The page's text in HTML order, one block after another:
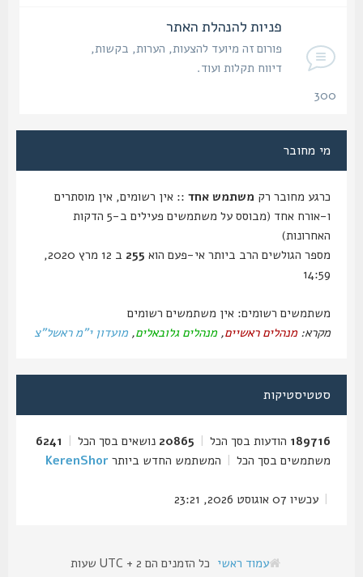
פניות להנהלת האתר
פורום זה מיועד להצעות, הערות, בקשות,
דיווח תקלות ועוד.
מי מחובר
כרגע מחובר רקמשתמש אחד :: אין רשומים, אין מוסתרים
ו-אורח אחד (מבוסס על משתמשים פעילים ב-5 הדקות
האחרונות)
מספר הגולשים הרב ביותר אי-פעם הוא255
ב 12 מרץ 2020,
14:59
משתמשים רשומים: אין משתמשים רשומים
מקרא:מנהלים ראשיים,מנהלים גלובאלים,מועדון י"מ ראשל"צ
סטטיסטיקות
189716הודעות בסך הכל |
20865נושאים בסך הכל |
6241
משתמשים בסך הכל |המשתמש החדש ביותרKerenShor
עכשיו 07 אוגוסט 2026, 23:21
עמוד ראשי כל הזמנים הם UTC + 2 שעות